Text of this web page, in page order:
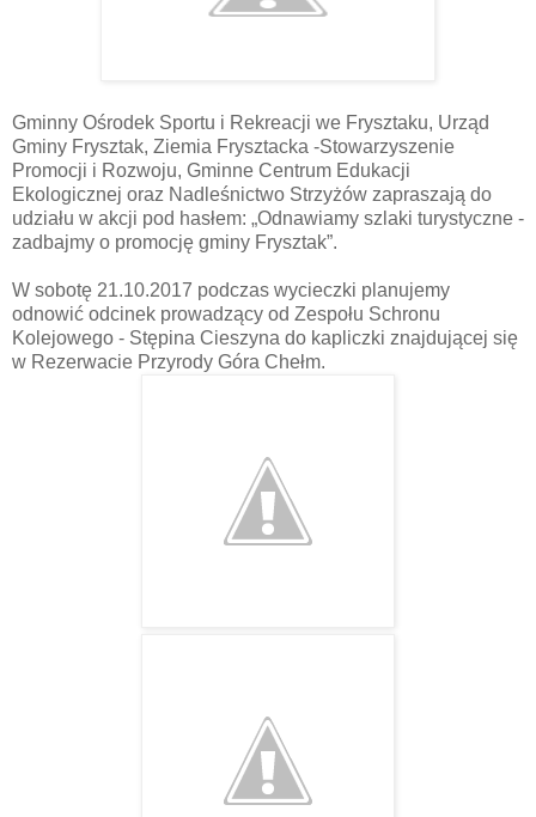
Gminny Ośrodek Sportu i Rekreacji we Frysztaku, Urząd
Gminy Frysztak, Ziemia Frysztacka -Stowarzyszenie
Promocji i Rozwoju, Gminne Centrum Edukacji
Ekologicznej oraz Nadleśnictwo Strzyżów zapraszają do
udziału w akcji pod hasłem: „Odnawiamy szlaki turystyczne -
zadbajmy o promocję gminy Frysztak”.
W sobotę 21.10.2017 podczas wycieczki planujemy
odnowić odcinek prowadzący od Zespołu Schronu
Kolejowego - Stępina Cieszyna do kapliczki znajdującej się
w Rezerwacie Przyrody Góra Chełm.